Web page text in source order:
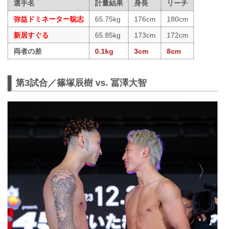
選手名 計量結果 身長
リーチ
弥益ドミネーター聡志
65.75kg 176cm
180cm
新居すぐる
65.85kg 173cm
172cm
両者の差
0.1kg 3cm 8cm
第3試合／篠塚辰樹 vs. 冨澤大智